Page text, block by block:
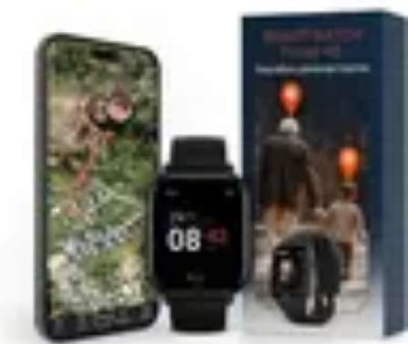
Consejos y Mantenimiento
Guías y TutorialesConsejos de
SeguridadGuía de Compra
Urgencia Alarma